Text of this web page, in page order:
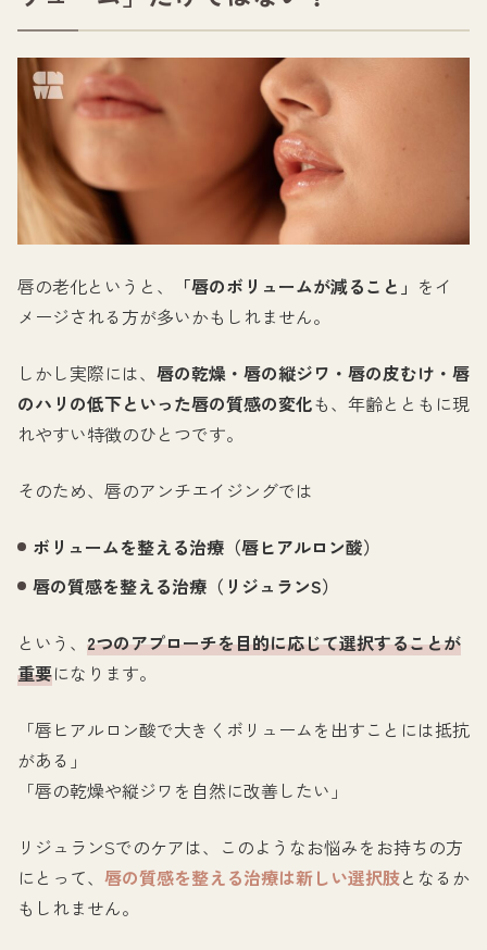
唇の老化というと、 「唇のボリュームが減ること」 をイ
メージされる方が多いかもしれません。
しかし実際には、 唇の乾燥・唇の縦ジワ・唇の皮むけ・唇
のハリの低下といった唇の質感の変化も、年齢とともに現
れやすい特徴のひとつです。
そのため、唇のアンチエイジングでは
ボリュームを整える治療（唇ヒアルロン酸）
唇の質感を整える治療（リジュランS）
という、 2つのアプローチを目的に応じて選択することが
重要になります。
「唇ヒアルロン酸で大きくボリュームを出すことには抵抗
がある」
「唇の乾燥や縦ジワを自然に改善したい」
リジュランSでのケアは、このようなお悩みをお持ちの方
にとって、 唇の質感を整える治療は新しい選択肢となるか
もしれません。